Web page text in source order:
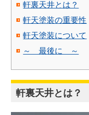
軒裏天井とは？
軒天塗装の重要性
軒天塗装について
～ 最後に ～
軒裏天井とは？